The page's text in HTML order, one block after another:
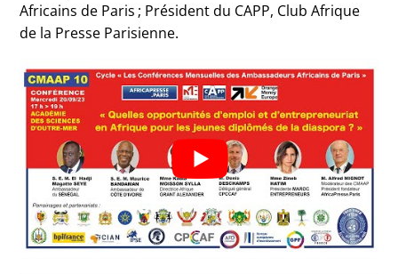
Africains de Paris ; Président du CAPP, Club Afrique
de la Presse Parisienne.